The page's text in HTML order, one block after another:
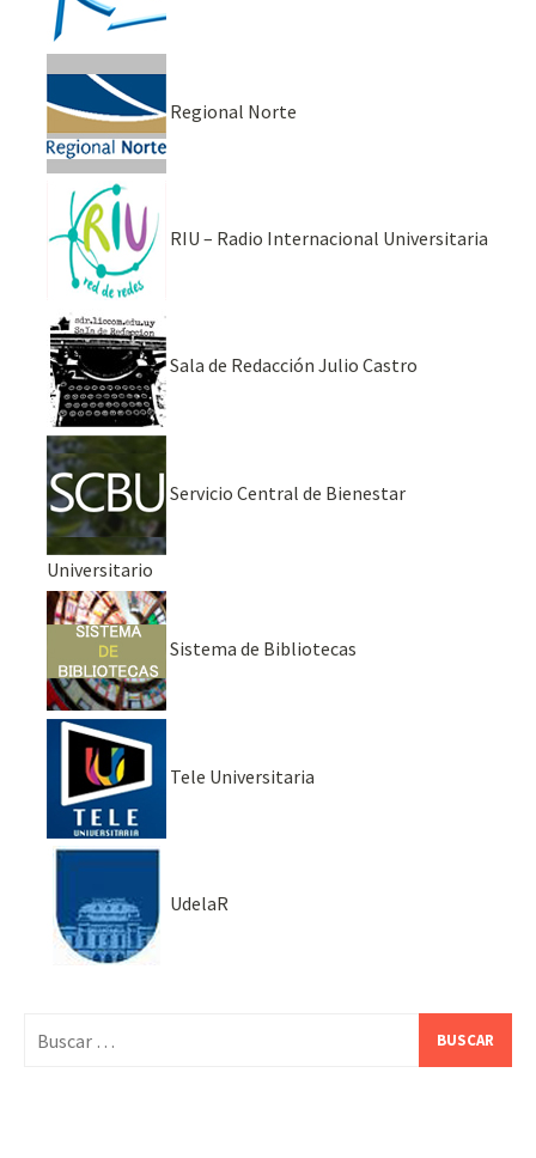
Regional Norte
RIU – Radio Internacional Universitaria
Sala de Redacción Julio Castro
Servicio Central de Bienestar
Universitario
Sistema de Bibliotecas
Tele Universitaria
UdelaR